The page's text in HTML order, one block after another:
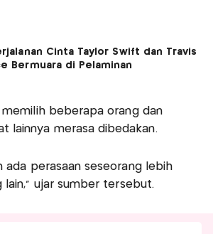
Cinta Taylor Swift dan Travis
Bermuara di Pelaminan
memilih beberapa orang dan
lainnya merasa dibedakan.
ada perasaan seseorang lebih
lain,” ujar sumber tersebut.